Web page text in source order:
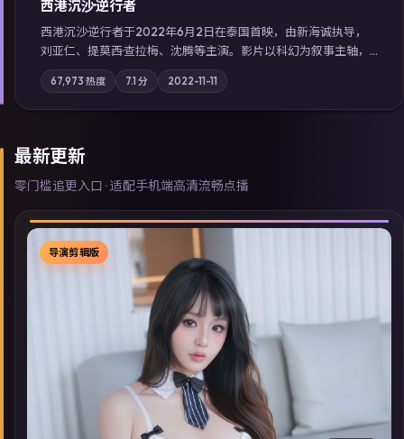
西港沉沙·逆行者
西港沉沙·逆行者于2022年6月2日在泰国首映，由新海诚执导，
刘亚仁、提莫西·查拉梅、沈腾等主演。影片以科幻为叙事主轴，
失踪人口档案牵出跨国灰色产业链；摄影与配乐强化地域气质；
站内亦可通过「国产免费观看高清电视剧在线看」延展检索同类
型高分佳作，畅享高清在线追剧体验。
67,973 热度 7.1分 2022-11-11
最新更新
零门槛追更入口 · 适配手机端高清流畅点播
▶
导演剪辑版